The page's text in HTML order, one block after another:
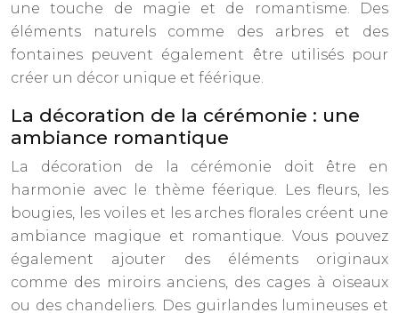
une touche de magie et de romantisme. Des
éléments naturels comme des arbres et des
fontaines peuvent également être utilisés pour
créer un décor unique et féérique.
La décoration de la cérémonie : une
ambiance romantique
La décoration de la cérémonie doit être en
harmonie avec le thème féerique. Les fleurs, les
bougies, les voiles et les arches florales créent une
ambiance magique et romantique. Vous pouvez
également ajouter des éléments originaux
comme des miroirs anciens, des cages à oiseaux
ou des chandeliers. Des guirlandes lumineuses et